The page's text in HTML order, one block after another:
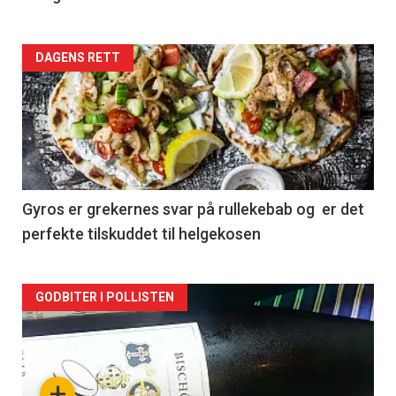
Forsiden
akkurat
nå
-
2
DAGENS RETT
Gyros er grekernes svar på rullekebab og er det
perfekte tilskuddet til helgekosen
Forsiden
akkurat
nå
GODBITER I POLLISTEN